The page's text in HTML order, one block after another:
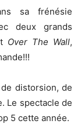
sa frénésie
deux grands
Over The Wall,
distorsion, de
Le spectacle de
5 cette année.